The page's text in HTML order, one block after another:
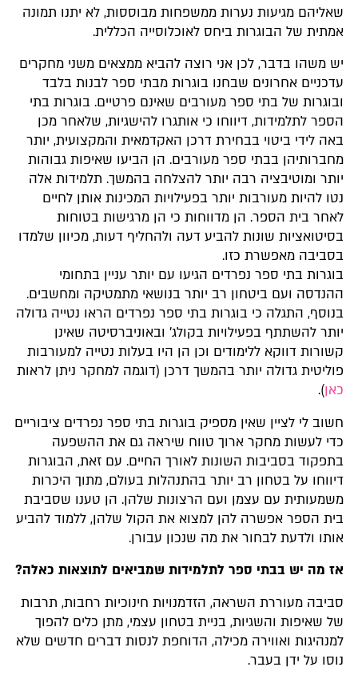
שאליהם מגיעות נערות ממשפחות מבוססות, לא יתנו תמונה
אמתית של הבוגרות ביחס לאוכלוסייה הכללית.
יש משהו בדבר, לכן אני רוצה להביא ממצאים משני מחקרים
עדכניים אחרונים שבחנו בוגרות מבתי ספר לבנות בלבד
ובוגרות של בתי ספר מעורבים שאינם פרטיים. בוגרות בתי
הספר לתלמידות, דיווחו כי אותגרו להישגיות, שלאחר מכן
באה לידי ביטוי בבחירת דרכן האקדמאית והמקצועית, יותר
מחברותיהן בבתי ספר מעורבים. הן הביעו שאיפות גבוהות
יותר ומוטיבציה רבה יותר להצלחה בהמשך. תלמידות אלה
נטו להיות מעורבות יותר בפעילויות המכינות אותן לחיים
לאחר בית הספר. הן מדווחות כי הן מרגישות בטוחות
בסיטואציות שונות להביע דעה ולהחליף דעות, מכיוון שלמדו
בסביבה מאפשרת כזו.
בוגרות בתי ספר נפרדים הגיעו עם יותר עניין בתחומי
ההנדסה ועם ביטחון רב יותר בנושאי מתמטיקה ומחשבים.
בנוסף, התגלה כי בוגרות בתי ספר נפרדים הראו נטייה גדולה
יותר להשתתף בפעילויות בקולג’ ובאוניברסיטה שאינן
קשורות דווקא ללימודים וכן הן היו בעלות נטייה למעורבות
פוליטית גדולה יותר בהמשך דרכן (דוגמה למחקר ניתן לראות
כאן).
חשוב לי לציין שאין מספיק בוגרות בתי ספר נפרדים ציבוריים
כדי לעשות מחקר ארוך טווח שיראה גם את ההשפעה
בתפקוד בסביבות השונות לאורך החיים. עם זאת, הבוגרות
דיווחו על בטחון רב יותר בהתנהלות בעולם, מתוך היכרות
משמעותית עם עצמן ועם הרצונות שלהן. הן טענו שסביבת
בית הספר אפשרה להן למצוא את הקול שלהן, ללמוד להביע
אותו ולדעת לבחור את מה שנכון עבורן.
אז מה יש בבתי ספר לתלמידות שמביאים לתוצאות כאלה?
סביבה מעוררת השראה, הזדמנויות חינוכיות רחבות, תרבות
של שאיפות והשגיות, בניית בטחון עצמי, מתן כלים להפוך
למנהיגות ואווירה מכילה, הדוחפת לנסות דברים חדשים שלא
נוסו על ידן בעבר.